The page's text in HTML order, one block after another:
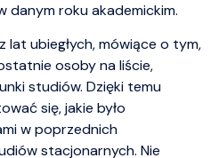
danym roku akademickim.
lat ubiegłych, mówiące o tym,
osoby na liście,
studiów. Dzięki temu
się, jakie było
w poprzednich
stacjonarnych. Nie